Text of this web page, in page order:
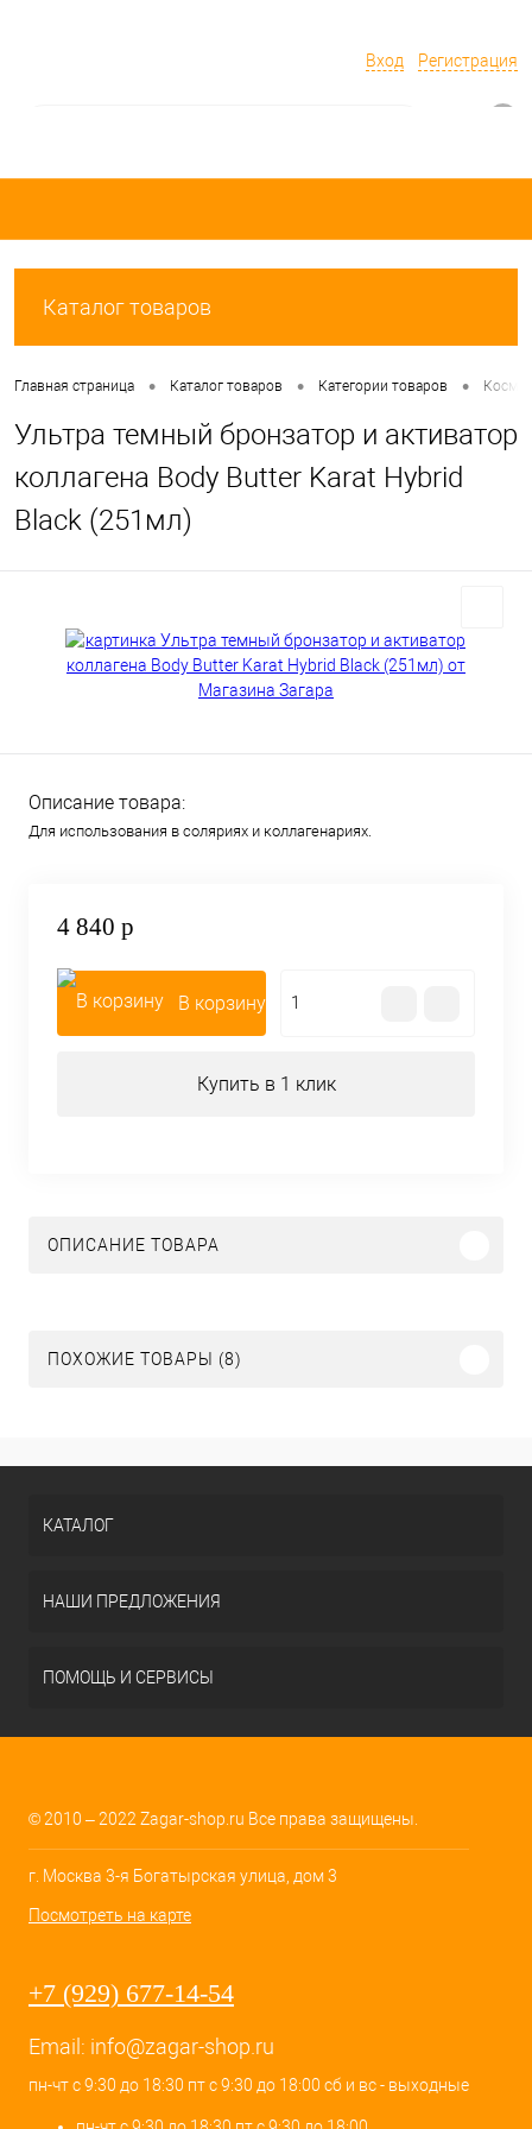
Вход Регистрация
Каталог товаров
Главная страница • Каталог товаров • Категории товаров •
Ультра темный бронзатор и активатор
коллагена Body Butter Karat Hybrid
Black (251мл)
Описание товара:
Для использования в соляриях и коллагенариях.
4 840 р
В корзину
Купить в 1 клик
ОПИСАНИЕ ТОВАРА
ПОХОЖИЕ ТОВАРЫ (8)
КАТАЛОГ
НАШИ ПРЕДЛОЖЕНИЯ
ПОМОЩЬ И СЕРВИСЫ
© 2010 – 2022 Zagar-shop.ru Все права защищены.
г. Москва 3-я Богатырская улица, дом 3
Посмотреть на карте
+7 (929) 677-14-54
Email: info@zagar-shop.ru
пн-чт с 9:30 до 18:30 пт с 9:30 до 18:00 сб и вс - выходные